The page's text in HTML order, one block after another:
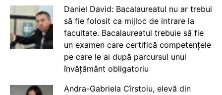
Daniel David: Bacalaureatul nu ar trebui
să fie folosit ca mijloc de intrare la
facultate. Bacalaureatul trebuie să fie
un examen care certifică competențele
pe care le ai după parcursul unui
învățământ obligatoriu
Andra-Gabriela Cîrstoiu, elevă din